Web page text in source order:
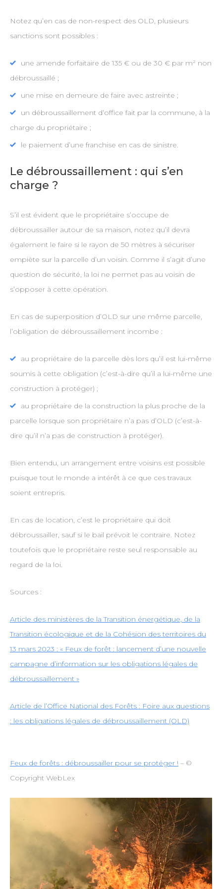
Notez qu’en cas de non-respect des OLD, plusieurs
sanctions sont possibles :
une amende forfaitaire de 135 € ou de 30 € par m² non
débroussaillé ;
une mise en demeure de faire avec astreinte ;
un débroussaillement d’office fait par la commune, à la
charge du propriétaire ;
le paiement d’une franchise en cas de sinistre.
Le débroussaillement : qui s’en
charge ?
S’il est évident que le propriétaire s’occupe de
débroussailler autour de sa maison, notez qu’il devra
également le faire si le rayon de 50 mètres à sécuriser
empiète sur la parcelle d’un voisin. Comme il s’agit d’une
question de sécurité, la loi ne permet pas au voisin de
s’opposer à cette opération.
En cas de superposition d’OLD sur une même parcelle,
l’obligation de débroussaillement incombe :
au propriétaire de la parcelle dès lors qu’il est lui-même
soumis à cette obligation (c’est-à-dire qu’il a lui-même une
construction à protéger) ;
au propriétaire de la construction la plus proche de la
parcelle lorsque son propriétaire n’a pas d’OLD (c’est-à-
dire qu’il n’a pas de construction à protéger).
Bien entendu, un arrangement entre voisins est possible
puisque tout le monde a intérêt à ce que ces travaux
soient entrepris.
En cas de location, c’est le propriétaire qui doit
débroussailler, sauf si le bail prévoit le contraire. Notez
toutefois que le propriétaire reste seul responsable au
regard de la loi.
Sources :
Article des ministères de la Transition énergétique, de la
Transition écologique et de la Cohésion des territoires du
13 mars 2023 : « Feux de forêt : lancement d’une nouvelle
campagne d’information sur les obligations légales de
débroussaillement »
Article de l’Office National des Forêts : Foire aux questions
: les obligations légales de débroussaillement (OLD)
Feux de forêts : débroussailler pour se protéger !– ©
Copyright WebLex